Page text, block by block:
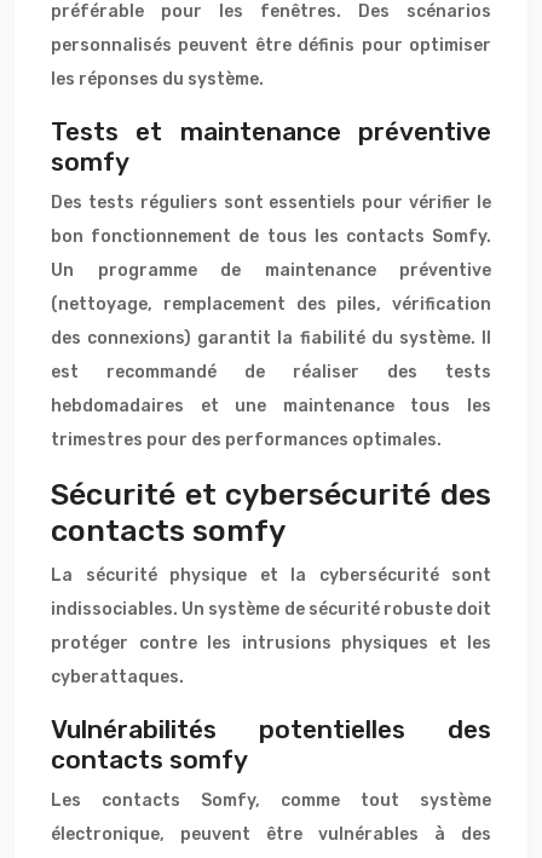
préférable pour les fenêtres. Des scénarios
personnalisés peuvent être définis pour optimiser
les réponses du système.
Tests et maintenance préventive
somfy
Des tests réguliers sont essentiels pour vérifier le
bon fonctionnement de tous les contacts Somfy.
Un programme de maintenance préventive
(nettoyage, remplacement des piles, vérification
des connexions) garantit la fiabilité du système. Il
est recommandé de réaliser des tests
hebdomadaires et une maintenance tous les
trimestres pour des performances optimales.
Sécurité et cybersécurité des
contacts somfy
La sécurité physique et la cybersécurité sont
indissociables. Un système de sécurité robuste doit
protéger contre les intrusions physiques et les
cyberattaques.
Vulnérabilités potentielles des
contacts somfy
Les contacts Somfy, comme tout système
électronique, peuvent être vulnérables à des